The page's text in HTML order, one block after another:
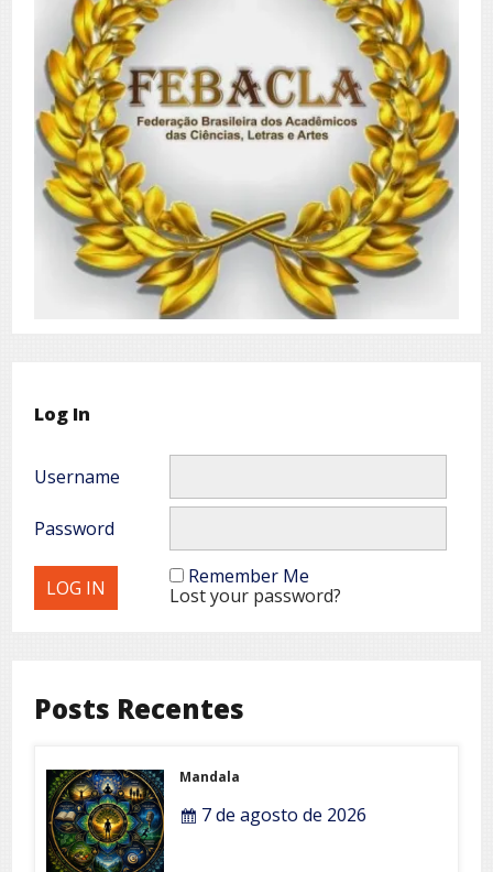
Log In
Username
Password
Remember Me
Lost your password?
Posts Recentes
Mandala
7 de agosto de 2026